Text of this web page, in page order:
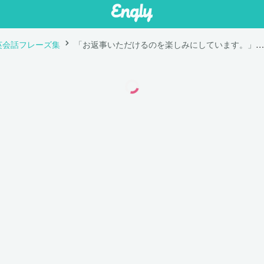
会話フレーズ集 「お返事いただけるのを楽しみにしています。」は英語で "I look forward to hearing from you."